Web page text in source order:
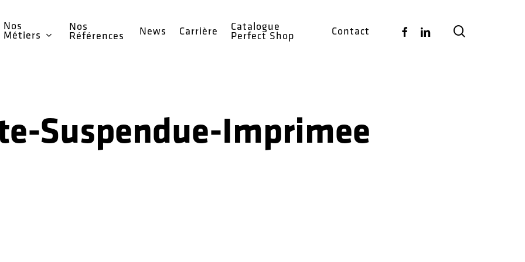
Nos
Métiers
Nos
Références
News Carrière
Catalogue
Perfect Shop
Contact FacebookLinkedin
Suspendue-Imprimee